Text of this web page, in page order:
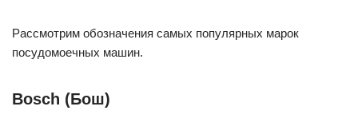
Рассмотрим обозначения самых популярных марок
посудомоечных машин.
Bosch (Бош)